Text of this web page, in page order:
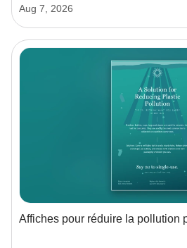
Aug 7, 2026
Affiches pour réduire la pollution